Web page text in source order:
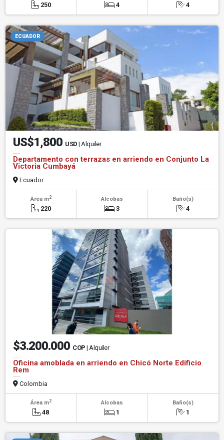
250 4 4
ECUADOR
US$1,800 USD | Alquiler
Departamento con terrazas en arriendo en Conjunto La
Victoria Cumbayá
Ecuador
Área m2
220
Alcobas
3
Baño(s)
4
$3.200.000 COP | Alquiler
Oficina amoblada en arriendo en Chicó Norte Edificio
Rem
Colombia
Área m2
48
Alcobas
1
Baño(s)
1